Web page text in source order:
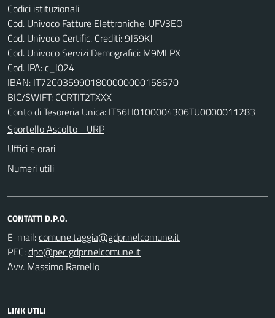
Codici istituzionali
Cod. Univoco Fatture Elettroniche: UFV3EO
Cod. Univoco Certific. Crediti: 9J59KJ
Cod. Univoco Servizi Demografici: M9MLPX
Cod. IPA: c_l024
IBAN: IT72C0359901800000000158670
BIC/SWIFT: CCRTIT2TXXX
Conto di Tesoreria Unica: IT56H0100004306TU0000011283
Sportello Ascolto - URP
Uffici e orari
Numeri utili
CONTATTI D.P.O.
E-mail:
PEC:
Avv. Massimo Ramello
LINK UTILI